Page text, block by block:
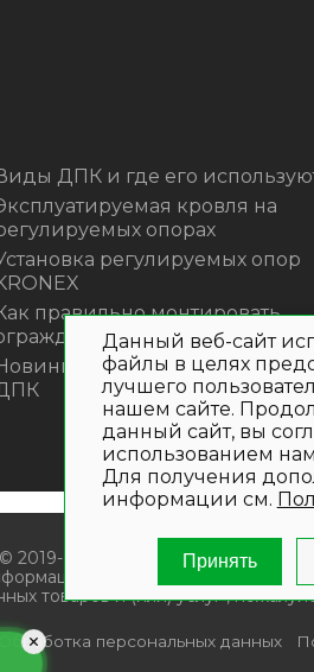
ДПК и где его
кровля на
опорах
регулируемых опор
правильно монтировать
из ДПК?
Моющее средство
© 2019- 2026. Общество с
характер и не
товаров и (или) услуг ,
Обработка персональных данных
Данный веб-сайт
файлы в целях
лучшего
нашем сайте.
данный сайт, вы
использованием
Для получения
информации см.
Принять